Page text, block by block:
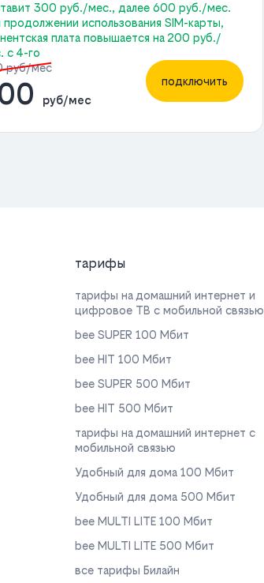
300 руб./мес., далее 600 руб./мес.
продолжении использования SIM-карты,
плата повышается на 200 руб./
с 4-го
руб/мес
руб/мес
подключить
тарифы
тарифы на домашний интернет и
цифровое ТВ с мобильной связью
bee SUPER 100 Мбит
bee HIT 100 Мбит
bee SUPER 500 Мбит
bee HIT 500 Мбит
тарифы на домашний интернет с
мобильной связью
Удобный для дома 100 Мбит
Удобный для дома 500 Мбит
bee MULTI LITE 100 Мбит
bee MULTI LITE 500 Мбит
все тарифы Билайн